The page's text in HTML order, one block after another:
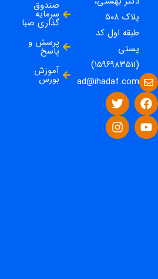
پلاک ۵۰۸
طبقه اول کد
پستی
(۱۵۹۶۹۸۳۵۱۱)
ad@ihadaf.com
صندوق
سرمایه
گذاری صبا
پرسش و
پاسخ
آموزش
بورس